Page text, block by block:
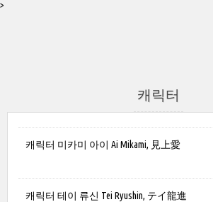
>
캐릭터
캐릭터 미카미 아이 Ai Mikami, 見上愛
캐릭터 테이 류신 Tei Ryushin, テイ龍進